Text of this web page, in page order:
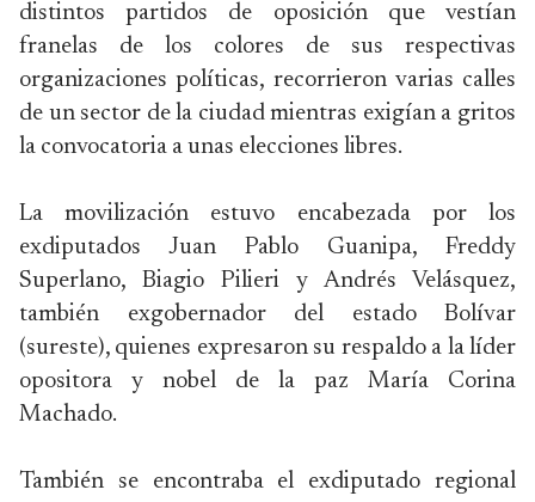
distintos partidos de oposición que vestían
franelas de los colores de sus respectivas
organizaciones políticas, recorrieron varias calles
de un sector de la ciudad mientras exigían a gritos
la convocatoria a unas elecciones libres.
La movilización estuvo encabezada por los
exdiputados Juan Pablo Guanipa, Freddy
Superlano, Biagio Pilieri y Andrés Velásquez,
también exgobernador del estado Bolívar
(sureste), quienes expresaron su respaldo a la líder
opositora y nobel de la paz María Corina
Machado.
También se encontraba el exdiputado regional